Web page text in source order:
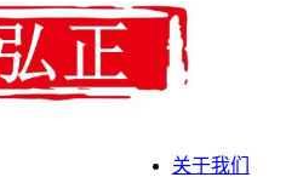
关于我们